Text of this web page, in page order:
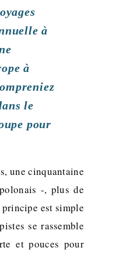
à
à
le
pour
une cinquantaine
-, plus de
principe est simple
se rassemble
et pouces pour